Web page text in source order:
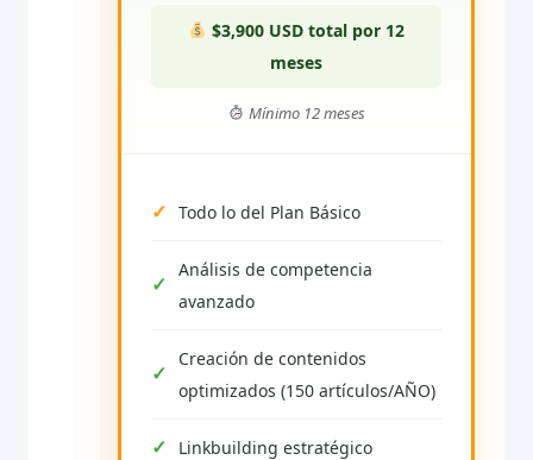
$3,900 USD total por 12
meses
Mínimo 12 meses
Todo lo del Plan Básico
Análisis de competencia
avanzado
Creación de contenidos
optimizados (150 artículos/AÑO)
Linkbuilding estratégico